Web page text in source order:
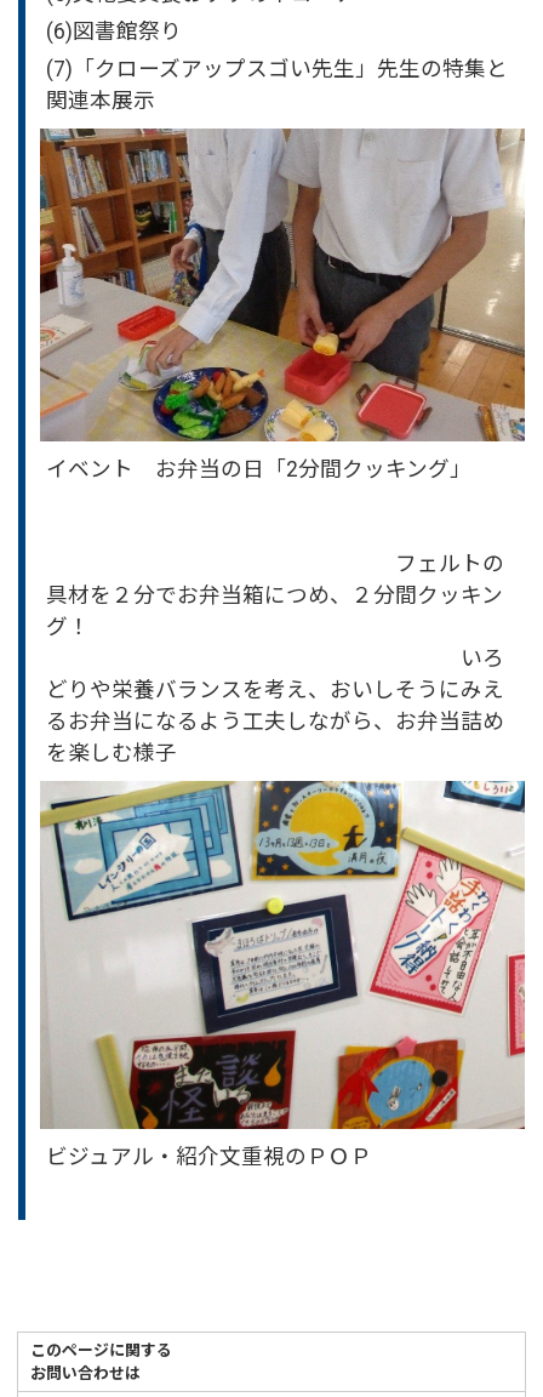
(6)図書館祭り
(7)「クローズアップスゴい先生」先生の特集と
関連本展示
イベント お弁当の日「2分間クッキング」
フェルトの
具材を２分でお弁当箱につめ、２分間クッキン
グ！
いろ
どりや栄養バランスを考え、おいしそうにみえ
るお弁当になるよう工夫しながら、お弁当詰め
を楽しむ様子
ビジュアル・紹介文重視のＰＯＰ
このページに関する
お問い合わせは